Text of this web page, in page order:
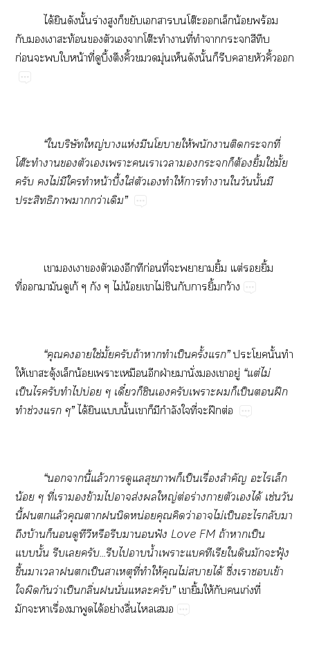
ได้ยินดังนั้นร่างสูงก็ขยับเานโต๊ะเล็กน้อยพร้อม
กับเาสะท้อนตัวเาโต๊ะทำาที่ทำาะสีทึบ
ก่อนะใหน้าที่ดูบึ้งตึงคิ้วมุ่นเห็นดังนั้นก็รีบาหัวคิ้ว
“ใบริษัทใหญ่าแห่งมีนโาให้พนักงานติดะที่
โต๊ะทำาตัวเเาะเาเาะก็ต้องยิ้มใช่มั้ย
ครับ ไม่มีใทำหน้าบึ้งใส่ตัวเทำให้าทำาใวันนั้นมี
ประสิทธิภาพากว่าเดิม”
เางเาตัวเอีกทีก่อนที่ะาายิ้ม แต่ยิ้ม
ที่ามันดูเก้ ๆ กัง ๆ ไม่น้อยเาไม่ชินกับายิ้มกว้าง
“คุณาใช่มั้ยครับถ้าาทำเป็นครั้งแ”ะโนั้นทำ
ให้เาสะดุ้งเล็กน้อยเาะเหมือนอีกฝ่ายมานั่เาอยู่ “แต่ไม่
เป็นไรครับทำไบ่อย ๆ เดี๋ยวก็ชินเครับเาะก็เป็นฝึก
ทำช่วงแ ๆ”ได้ยินแนั้นเาก็มีกำลังใที่ะฝึกต่อ
“านี้แล้วาดูแลสุขาก็เป็นเรื่องสำคัญ ะไเล็ก
น้อย ๆ ที่เาข้ามไาส่งใหญ่ต่อร่างาตัวเได้ เช่นวัน
นี้แล้วคุณานิดหน่อยคุณคิดว่าาไม่เป็นะไกลับา
ถึงบ้านก็ดูทีวีหรือรีบาอนฟัง Love FM ถ้าาเป็น
แนั้น รีบเครับ...รีบไาน้ำเาะแบคทีเรียใดินมักะฟุ้ง
ขึ้นาเาเป็นสาเหตุที่ทำให้คุณไม่าได้ ซึ่งเาเข้า
ใผิดกันว่าเป็นกลิ่นนั่นแะครับ”เายิ้มให้กับเก่งที่
มักะาเรื่องาพูดได้อย่างลื่นไเ